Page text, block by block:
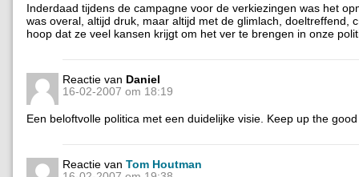
Inderdaad tijdens de campagne voor de verkiezingen was het
was overal, altijd druk, maar altijd met de glimlach, doeltreffend,
hoop dat ze veel kansen krijgt om het ver te brengen in onze
Reactie van Daniel
16-02-2007 om 18:19
Een beloftvolle politica met een duidelijke visie. Keep up the
Reactie van Tom Houtman